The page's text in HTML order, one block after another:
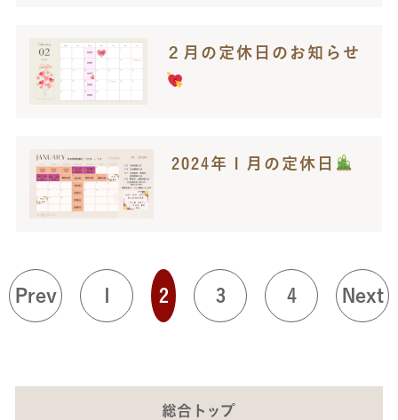
２月の定休日のお知らせ
2024年１月の定休日
Prev 2 3 4 Next
総合トップ